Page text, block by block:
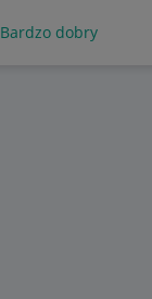
Bardzo dobry